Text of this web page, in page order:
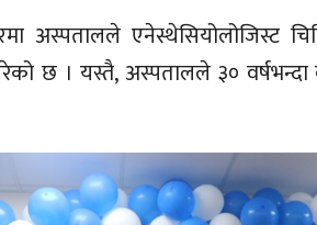
अस्पतालले एनेस्थेसियोलोजिस्ट
छ । यस्तै, अस्पतालले ३०